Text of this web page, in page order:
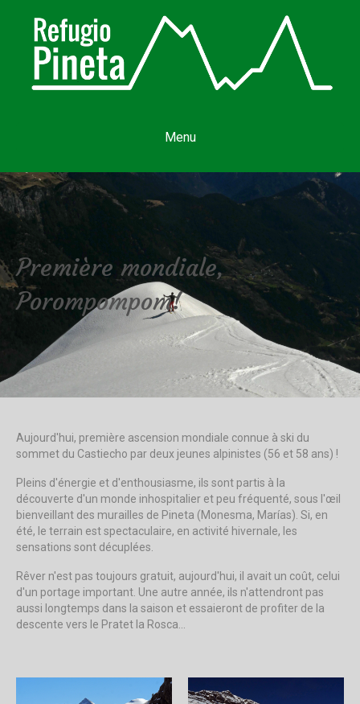
Menu
Première mondiale,
Porompompom!
Aujourd'hui, première ascension mondiale connue à ski du
sommet du Castiecho par deux jeunes alpinistes (56 et 58 ans) !
Pleins d'énergie et d'enthousiasme, ils sont partis à la
découverte d'un monde inhospitalier et peu fréquenté, sous l'œil
bienveillant des murailles de Pineta (Monesma, Marías). Si, en
été, le terrain est spectaculaire, en activité hivernale, les
sensations sont décuplées.
Rêver n'est pas toujours gratuit, aujourd'hui, il avait un coût, celui
d'un portage important. Une autre année, ils n'attendront pas
aussi longtemps dans la saison et essaieront de profiter de la
descente vers le Pratet la Rosca...